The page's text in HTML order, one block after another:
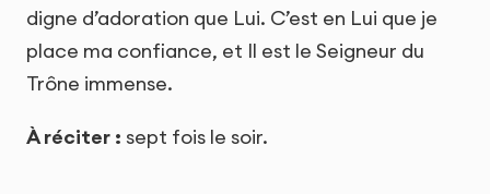
digne d’adoration que Lui. C’est en Lui que je
place ma confiance, et Il est le Seigneur du
Trône immense.
À réciter : sept fois le soir.